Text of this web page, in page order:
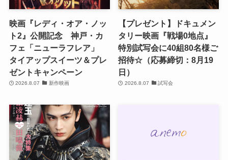
映画『レディ・オア・ノッ
ト2』公開記念 神戸・カ
フェ「ニューラフレア」
タイアップスイーツ＆プレ
ゼントキャンペーン
2026.8.07 新作映画
【プレゼント】ドキュメン
タリー映画『戦場0地点』
特別試写会に40組80名様ご
招待☆（応募締切：8月19
日）
2026.8.07 試写会